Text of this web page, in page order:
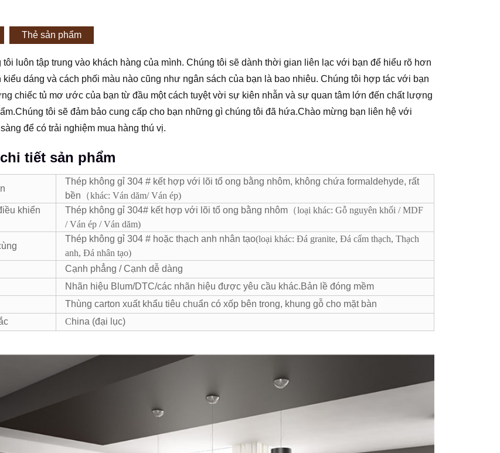
Thẻ sản phẩm
tôi luôn tập trung vào khách hàng của mình. Chúng tôi sẽ dành thời gian liên lạc với bạn để hiểu rõ hơn
kiểu dáng và cách phối màu nào cũng như ngân sách của bạn là bao nhiêu. Chúng tôi hợp tác với bạn
chiếc tủ mơ ước của bạn từ đầu một cách tuyệt vời sự kiên nhẫn và sự quan tâm lớn đến chất lượng
tôi sẽ đảm bảo cung cấp cho bạn những gì chúng tôi đã hứa.Chào mừng bạn liên hệ với
để có trải nghiệm mua hàng thú vị.
tiết sản phẩm
Thép không gỉ 304 # kết hợp với lõi tổ ong bằng nhôm, không chứa formaldehyde, rất
bền （khác: Ván dăm/ Ván ép)
khiển
Thép không gỉ 304# kết hợp với lõi tổ ong bằng nhôm（loại khác: Gỗ nguyên khối / MDF
/ Ván ép / Ván dăm)
Thép không gỉ 304 # hoặc thạch anh nhân tạo(loại khác: Đá granite, Đá cẩm thạch, Thạch
anh, Đá nhân tạo)
Cạnh phẳng / Cạnh dễ dàng
Nhãn hiệu Blum/DTC/các nhãn hiệu được yêu cầu khác.Bản lề đóng mềm
Thùng carton xuất khẩu tiêu chuẩn có xốp bên trong, khung gỗ cho mặt bàn
China (đại lục)